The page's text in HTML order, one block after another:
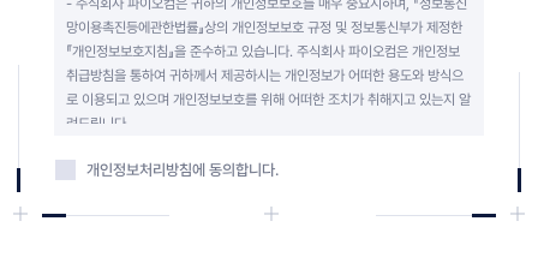
- 주식회사 파이오컴은 귀하의 개인정보보호를 매우 중요시하며, 『정보통신
망이용촉진등에관한법률』상의 개인정보보호 규정 및 정보통신부가 제정한
『개인정보보호지침』을 준수하고 있습니다. 주식회사 파이오컴은 개인정보
취급방침을 통하여 귀하께서 제공하시는 개인정보가 어떠한 용도와 방식으
로 이용되고 있으며 개인정보보호를 위해 어떠한 조치가 취해지고 있는지 알
려드립니다.
수집하는 개인정보와 항목
개인정보처리방침에 동의합니다.